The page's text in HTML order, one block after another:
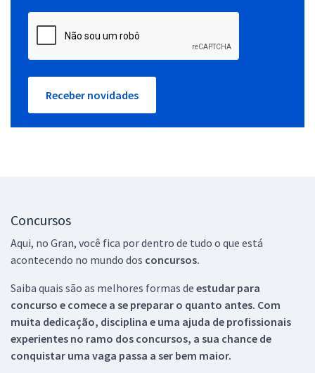
Receber novidades
Concursos
Aqui, no Gran, você fica por dentro de tudo o que está
acontecendo no mundo dos concursos.
Saiba quais são as melhores formas de estudar para
concurso e comece a se preparar o quanto antes. Com
muita dedicação, disciplina e uma ajuda de profissionais
experientes no ramo dos concursos, a sua chance de
conquistar uma vaga passa a ser bem maior.